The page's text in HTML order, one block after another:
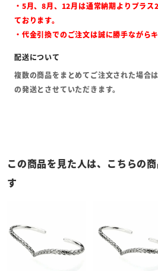
・5月、8月、12月は通常納期よりプラ
ております。
・代金引換でのご注文は誠に勝手ながら
複数の商品をまとめてご注文された場合
の発送とさせていただきます。
この商品を見た人は、こちらの
す